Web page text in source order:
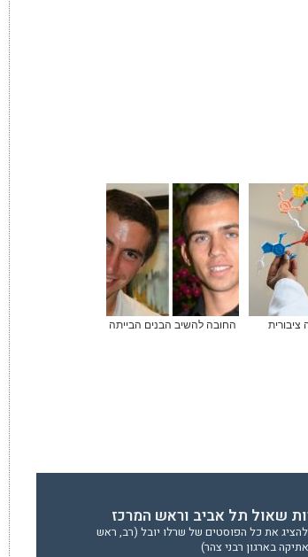
ציבורית החובה להשיב הבנים הבייתה
שאול תל אביב וראש המרכז
להציג את כל הפוסטים של שרלו יובל (רב, ראש
בארגון רבני צהר)